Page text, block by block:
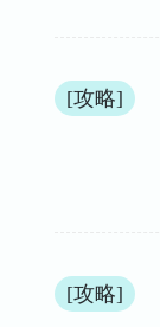
[攻略]
[攻略]